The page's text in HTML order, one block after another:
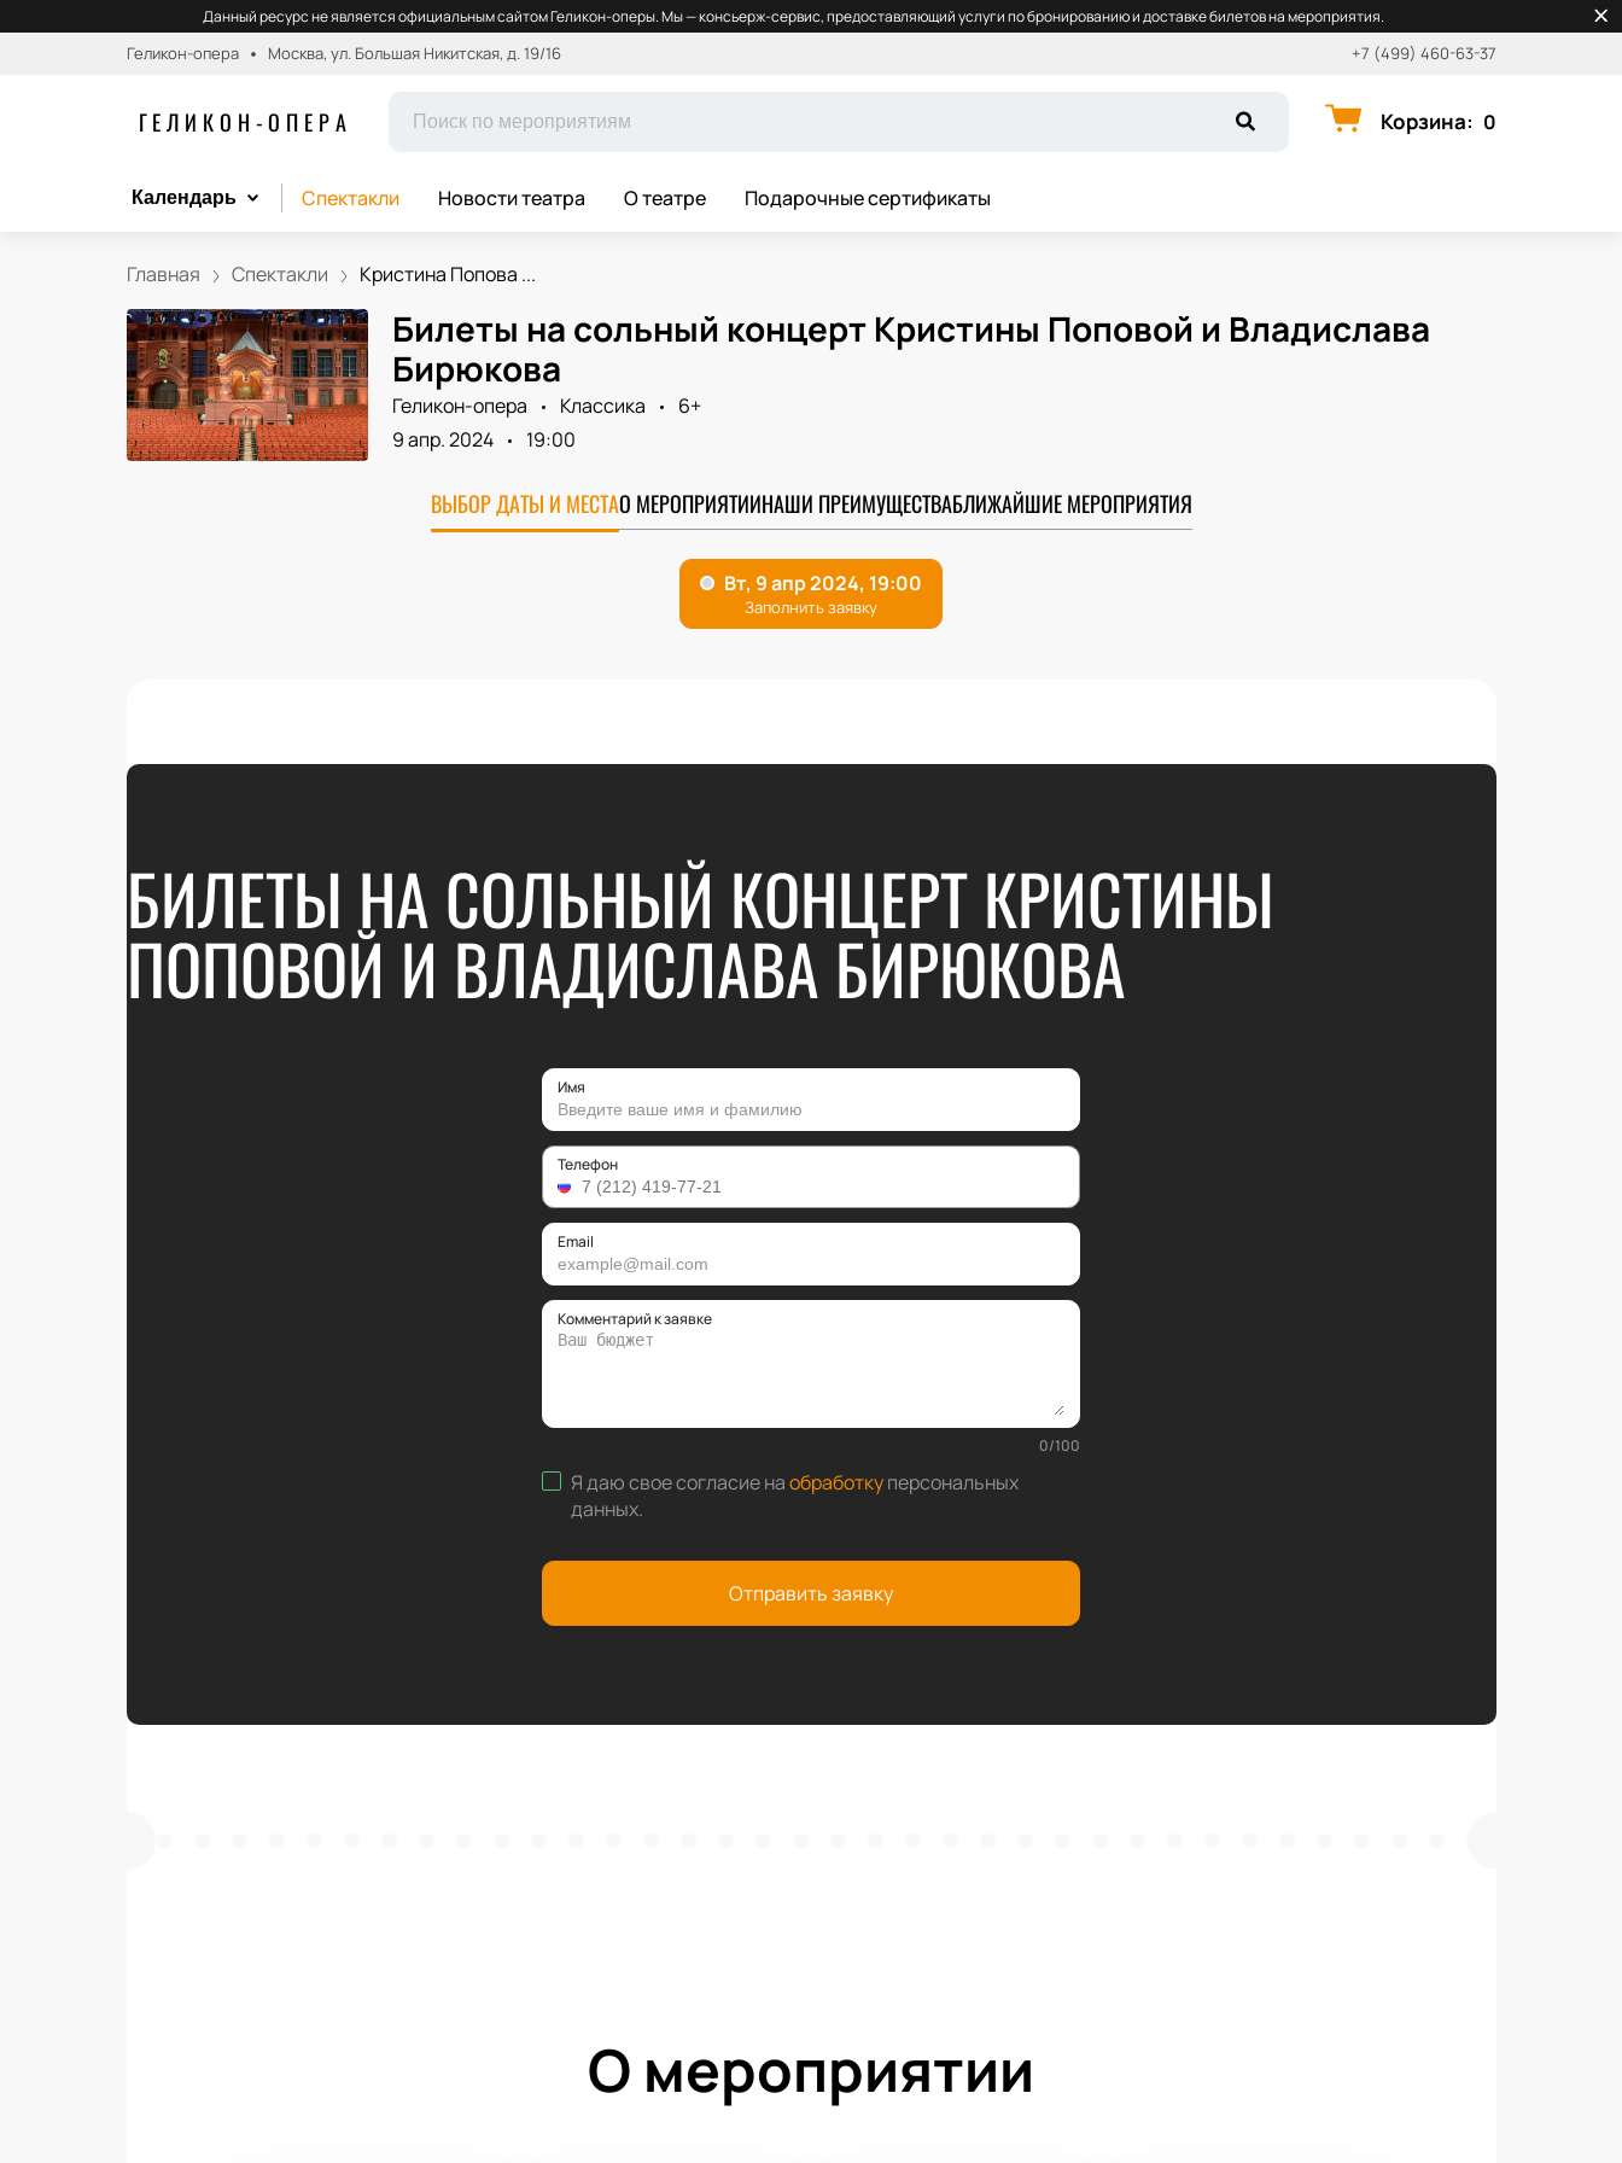
Данный ресурс не является официальным сайтом Геликон-оперы. Мы — консьерж-сервис, предоставляющий услуги по бронированию и доставке билетов на мероприятия.
Геликон-опера Москва, ул. Большая Никитская, д. 19/16 +7 (499) 460-63-37
ГЕЛИКОН-ОПЕРА Корзина: 0
Календарь Спектакли Новости театра О театре Подарочные сертификаты
Главная Спектакли Кристина Попова ...
Билеты на сольный концерт Кристины Поповой и Владислава
Бирюкова
Геликон-опера Классика
6+
9 апр. 2024
19:00
ВЫБОР ДАТЫ И МЕСТАО МЕРОПРИЯТИИНАШИ ПРЕИМУЩЕСТВАБЛИЖАЙШИЕ МЕРОПРИЯТИЯ
БИЛЕТЫ НА СОЛЬНЫЙ КОНЦЕРТ КРИСТИНЫ
ПОПОВОЙ И ВЛАДИСЛАВА БИРЮКОВА
Имя
Телефон
Email
Комментарий к заявке
0/100
Я даю свое согласие наобработкуперсональных
данных.
Отправить заявку
О мероприятии